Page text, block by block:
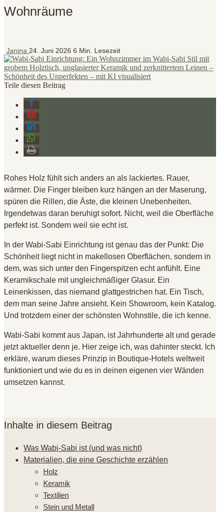
Wohnräume
Janina 24. Juni 2026 6 Min. Lesezeit
Teile diesen Beitrag
Rohes Holz fühlt sich anders an als lackiertes. Rauer,
wärmer. Die Finger bleiben kurz hängen an der Maserung,
spüren die Rillen, die Äste, die kleinen Unebenheiten.
Irgendetwas daran beruhigt sofort. Nicht, weil die Oberfläche
perfekt ist. Sondern weil sie echt ist.
In der Wabi-Sabi Einrichtung ist genau das der Punkt: Die
Schönheit liegt nicht in makellosen Oberflächen, sondern in
dem, was sich unter den Fingerspitzen echt anfühlt. Eine
Keramikschale mit ungleichmäßiger Glasur. Ein
Leinenkissen, das niemand glattgestrichen hat. Ein Tisch,
dem man seine Jahre ansieht. Kein Showroom, kein Katalog.
Und trotzdem einer der schönsten Wohnstile, die ich kenne.
Wabi-Sabi kommt aus Japan, ist Jahrhunderte alt und gerade
jetzt aktueller denn je. Hier zeige ich, was dahinter steckt. Ich
erkläre, warum dieses Prinzip in Boutique-Hotels weltweit
funktioniert und wie du es in deinen eigenen vier Wänden
umsetzen kannst.
Inhalte in diesem Beitrag
Was Wabi-Sabi ist (und was nicht)
Materialien, die eine Geschichte erzählen
Holz
Keramik
Textilien
Stein und Metall